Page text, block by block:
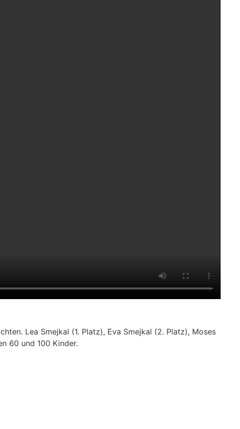
Lea Smejkal (1. Platz), Eva Smejkal (2. Platz), Moses
60 und 100 Kinder.